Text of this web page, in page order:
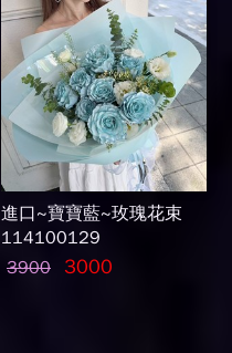
進口~寶寶藍~玫瑰花束
114100129
3900 3000